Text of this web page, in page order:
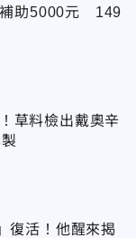
補助5000元 149
草料檢出戴奧辛
復活！他醒來揭